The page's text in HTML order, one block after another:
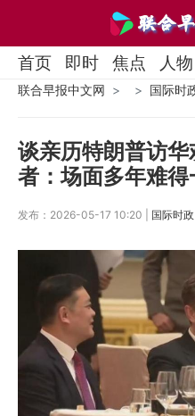
首页 即时 焦点 人物
联合早报中文网 国际时
谈亲历特朗普访
者：场面多年难得
发布：2026-05-17 10:20 | 国际时政